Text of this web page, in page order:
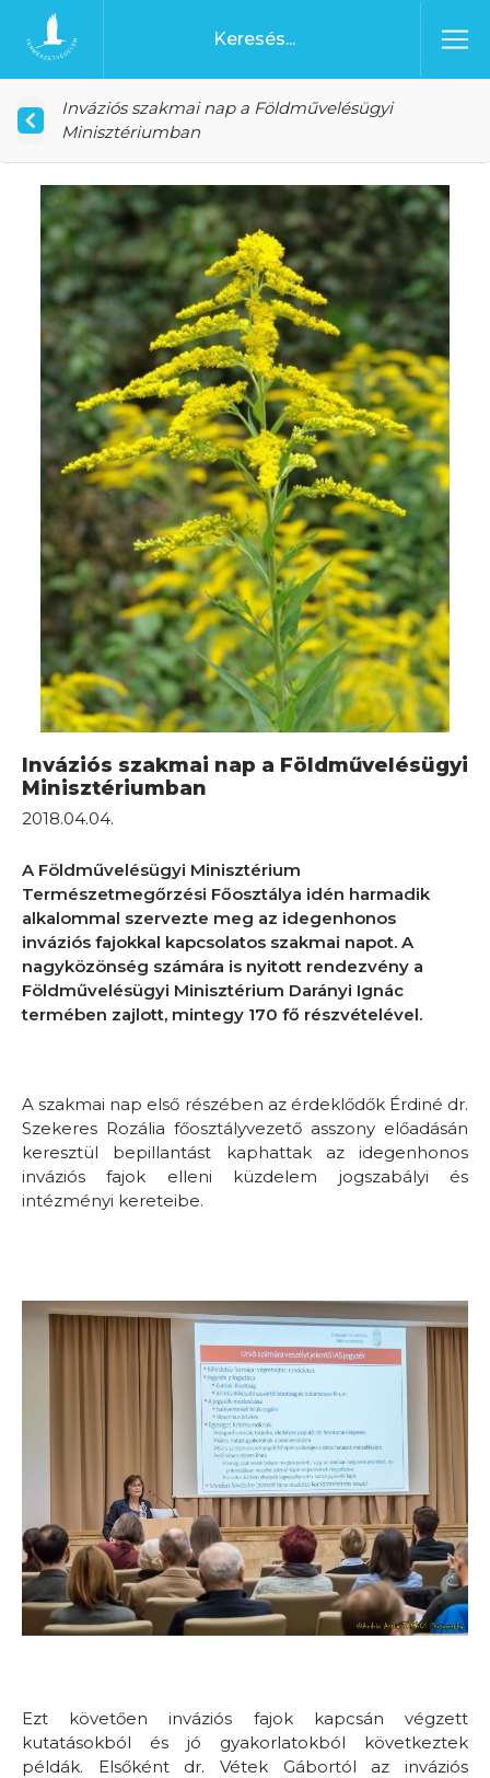
Ugrás a tartalomhoz
Főoldal
Inváziós szakmai nap a Földművelésügyi
Minisztériumban
Inváziós szakmai nap a Földművelésügyi
Minisztériumban
2018.04.04.
A Földművelésügyi Minisztérium
Természetmegőrzési Főosztálya idén harmadik
alkalommal szervezte meg az idegenhonos
inváziós fajokkal kapcsolatos szakmai napot. A
nagyközönség számára is nyitott rendezvény a
Földművelésügyi Minisztérium Darányi Ignác
termében zajlott, mintegy 170 fő részvételével.
A szakmai nap első részében az érdeklődők Érdiné dr.
Szekeres Rozália főosztályvezető asszony előadásán
keresztül bepillantást kaphattak az idegenhonos
inváziós fajok elleni küzdelem jogszabályi és
intézményi kereteibe.
Ezt követően inváziós fajok kapcsán végzett
kutatásokból és jó gyakorlatokból következtek
példák. Elsőként dr. Vétek Gábortól az inváziós